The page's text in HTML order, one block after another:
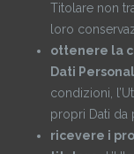
Titolare non
loro
ottenere la
Dati
condizioni,
propri Dati da
ricevere i